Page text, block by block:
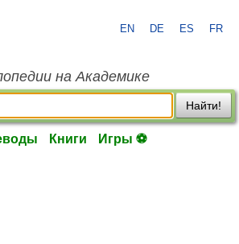
EN DE ES FR
на Академике
Найти!
Книги Игры ⚽